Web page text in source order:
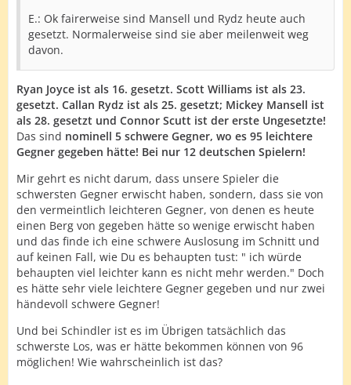
E.: Ok fairerweise sind Mansell und Rydz heute auch
gesetzt. Normalerweise sind sie aber meilenweit weg
davon.
Ryan Joyce ist als 16. gesetzt. Scott Williams ist als 23.
gesetzt. Callan Rydz ist als 25. gesetzt; Mickey Mansell ist
als 28. gesetzt und Connor Scutt ist der erste Ungesetzte!
Das sind nominell 5 schwere Gegner, wo es 95 leichtere
Gegner gegeben hätte! Bei nur 12 deutschen Spielern!
Mir gehrt es nicht darum, dass unsere Spieler die
schwersten Gegner erwischt haben, sondern, dass sie von
den vermeintlich leichteren Gegner, von denen es heute
einen Berg von gegeben hätte so wenige erwischt haben
und das finde ich eine schwere Auslosung im Schnitt und
auf keinen Fall, wie Du es behaupten tust: " ich würde
behaupten viel leichter kann es nicht mehr werden." Doch
es hätte sehr viele leichtere Gegner gegeben und nur zwei
händevoll schwere Gegner!
Und bei Schindler ist es im Übrigen tatsächlich das
schwerste Los, was er hätte bekommen können von 96
möglichen! Wie wahrscheinlich ist das?